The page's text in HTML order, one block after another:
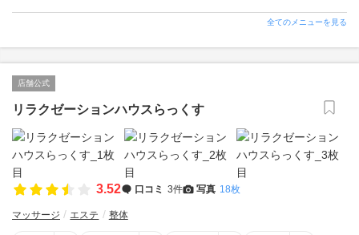
全てのメニューを見る
店舗公式
リラクゼーションハウスらっくす
3.52 口コミ 3件 写真 18枚
マッサージ エステ 整体